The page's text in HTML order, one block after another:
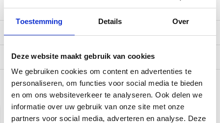
Toestemming Details Over
Deze website maakt gebruik van cookies
We gebruiken cookies om content en advertenties te
personaliseren, om functies voor social media te bieden
en om ons websiteverkeer te analyseren. Ook delen we
informatie over uw gebruik van onze site met onze
partners voor social media, adverteren en analyse. Deze
Reviews
Verzending
Gerelateerde producten